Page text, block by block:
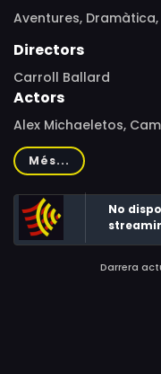
Aventures, Dramàtica,
Directors
Carroll Ballard
Actors
Alex Michaeletos,
Nthabiseng Kenoshi,
Walker, André Stolz,
Whiteley, Nadia
Més...
No
Darrera